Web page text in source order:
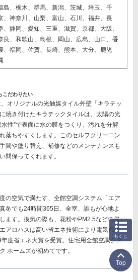
島、栃木、群馬、新潟、茨城、埼玉、千
、神奈川、山梨、富山、石川、福井、長
、静岡、愛知、三重、滋賀、京都、大阪、
良、和歌山、島根、岡山、広島、山口、香
、福岡、佐賀、長崎、熊本、大分、鹿児
こだわりたい
オリジナルの光触媒タイル外壁「キラテッ
焼き付けたキラテックタイルは、太陽の光
性”で表面に水の膜をつくり、汚れを分解
落ちやすくします。このセルフクリーニン
間や塗り替え、補修などのメンテナンスも
間保ってくれます。
の空気で満たす、 全館空調システム「エア
冬でも24時間365日、全室、誰もが心地よ
ます。換気の際も、花粉やPM2.5などの侵
アロハスは高い省エネ技術により電気代の
度省エネ大賞を受賞。 住宅用全館空調シス
ホームズが初めてです。
もくじ
Top